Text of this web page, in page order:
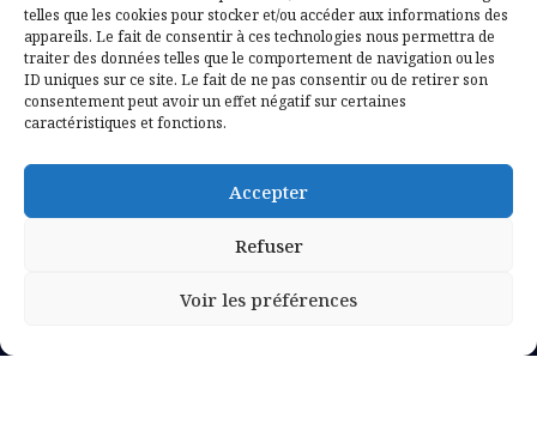
telles que les cookies pour stocker et/ou accéder aux informations des
appareils. Le fait de consentir à ces technologies nous permettra de
traiter des données telles que le comportement de navigation ou les
ID uniques sur ce site. Le fait de ne pas consentir ou de retirer son
consentement peut avoir un effet négatif sur certaines
caractéristiques et fonctions.
Accepter
Refuser
Voir les préférences
Politique de confidentialité